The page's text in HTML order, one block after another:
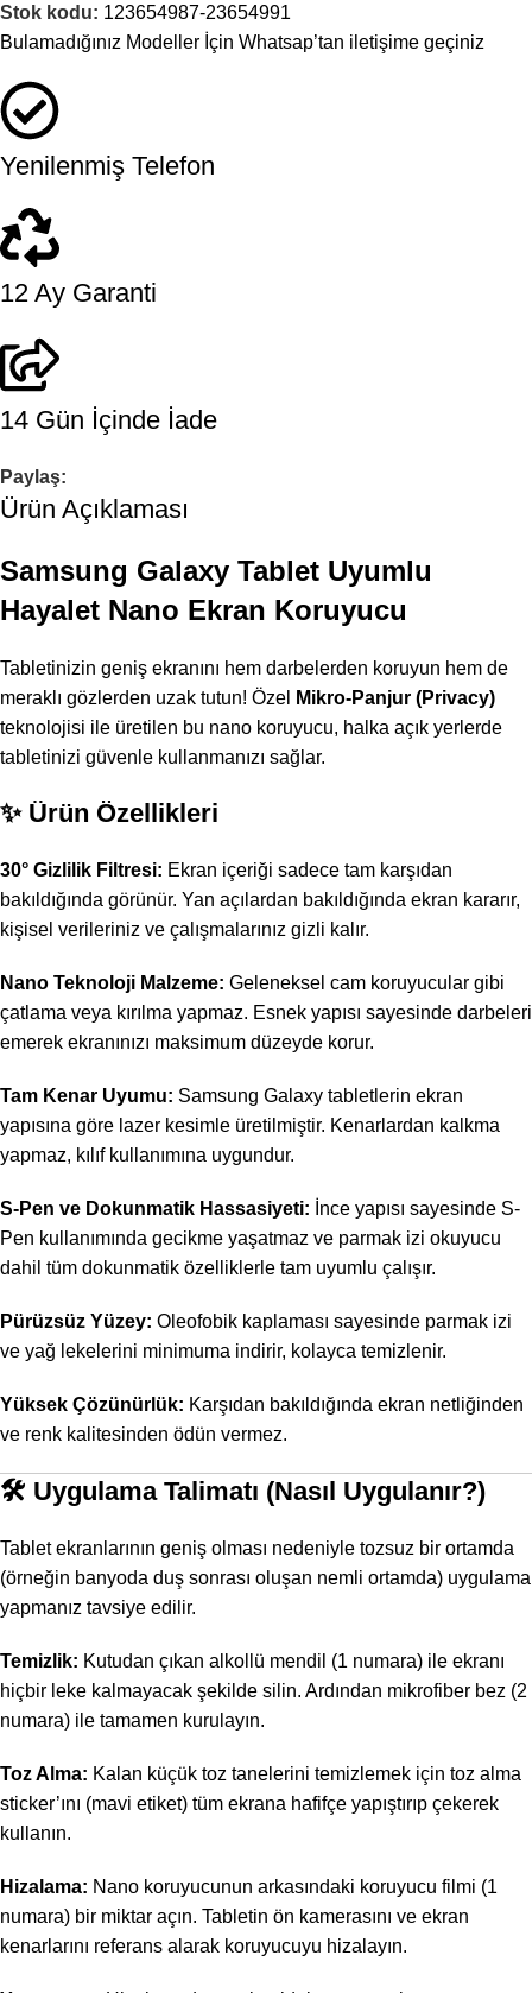
Stok kodu: 123654987-23654991
Bulamadığınız Modeller İçin Whatsap’tan iletişime geçiniz
Yenilenmiş Telefon
12 Ay Garanti
14 Gün İçinde İade
Paylaş:
Ürün Açıklaması
Samsung Galaxy Tablet Uyumlu
Hayalet Nano Ekran Koruyucu
Tabletinizin geniş ekranını hem darbelerden koruyun hem de
meraklı gözlerden uzak tutun! Özel
Mikro-Panjur (Privacy)
teknolojisi ile üretilen bu nano koruyucu, halka açık yerlerde
tabletinizi güvenle kullanmanızı sağlar.
✨ Ürün Özellikleri
30° Gizlilik Filtresi: Ekran içeriği sadece tam karşıdan
bakıldığında görünür. Yan açılardan bakıldığında ekran kararır,
kişisel verileriniz ve çalışmalarınız gizli kalır.
Nano Teknoloji Malzeme: Geleneksel cam koruyucular gibi
çatlama veya kırılma yapmaz. Esnek yapısı sayesinde darbeleri
emerek ekranınızı maksimum düzeyde korur.
Tam Kenar Uyumu: Samsung Galaxy tabletlerin ekran
yapısına göre lazer kesimle üretilmiştir. Kenarlardan kalkma
yapmaz, kılıf kullanımına uygundur.
S-Pen ve Dokunmatik Hassasiyeti: İnce yapısı sayesinde S-
Pen kullanımında gecikme yaşatmaz ve parmak izi okuyucu
dahil tüm dokunmatik özelliklerle tam uyumlu çalışır.
Pürüzsüz Yüzey: Oleofobik kaplaması sayesinde parmak izi
ve yağ lekelerini minimuma indirir, kolayca temizlenir.
Yüksek Çözünürlük: Karşıdan bakıldığında ekran netliğinden
ve renk kalitesinden ödün vermez.
🛠 Uygulama Talimatı (Nasıl Uygulanır?)
Tablet ekranlarının geniş olması nedeniyle tozsuz bir ortamda
(örneğin banyoda duş sonrası oluşan nemli ortamda) uygulama
yapmanız tavsiye edilir.
Temizlik: Kutudan çıkan alkollü mendil (1 numara) ile ekranı
hiçbir leke kalmayacak şekilde silin. Ardından mikrofiber bez (2
numara) ile tamamen kurulayın.
Toz Alma: Kalan küçük toz tanelerini temizlemek için toz alma
sticker’ını (mavi etiket) tüm ekrana hafifçe yapıştırıp çekerek
kullanın.
Hizalama: Nano koruyucunun arkasındaki koruyucu filmi (1
numara) bir miktar açın. Tabletin ön kamerasını ve ekran
kenarlarını referans alarak koruyucuyu hizalayın.